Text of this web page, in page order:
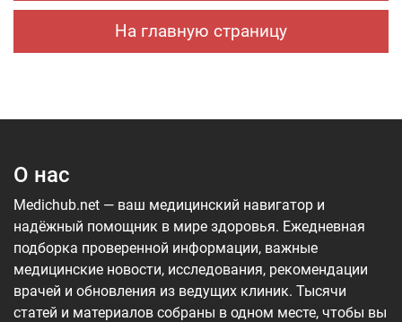
На главную страницу
О нас
Medichub.net — ваш медицинский навигатор и
надёжный помощник в мире здоровья. Ежедневная
подборка проверенной информации, важные
медицинские новости, исследования, рекомендации
врачей и обновления из ведущих клиник. Тысячи
статей и материалов собраны в одном месте, чтобы вы